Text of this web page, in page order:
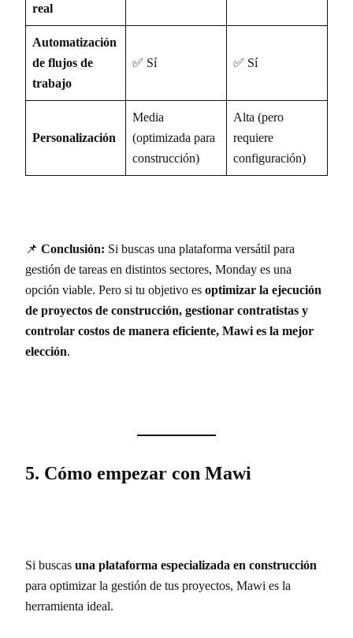
real
Automatización
de flujos de
trabajo
✅ Sí ✅ Sí
Personalización
Media
(optimizada para
construcción)
Alta (pero
requiere
configuración)
📌 Conclusión: Si buscas una plataforma versátil para
gestión de tareas en distintos sectores, Monday es una
opción viable. Pero si tu objetivo es optimizar la ejecución
de proyectos de construcción, gestionar contratistas y
controlar costos de manera eficiente, Mawi es la mejor
elección.
5. Cómo empezar con Mawi
Si buscas una plataforma especializada en construcción
para optimizar la gestión de tus proyectos, Mawi es la
herramienta ideal.